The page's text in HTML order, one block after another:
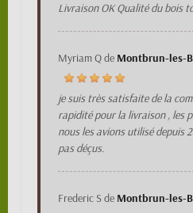
Livraison OK Qualité du bois
Myriam Qde Montbrun-les-
je suis très satisfaite de la
rapidité pour la livraison , les
nous les avions utilisé depuis
pas déçus.
Frederic Sde Montbrun-les-